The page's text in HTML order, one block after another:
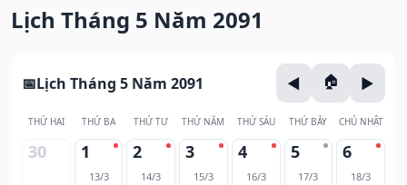
Lịch Tháng 5 Năm 2091
Lịch Tháng 5 Năm 2091
THỨ HAI THỨ BA THỨ TƯ THỨ NĂM THỨ SÁU THỨ BẢY CHỦ NHẬT
30 1
13/3
2
14/3
3
15/3
4
16/3
5
17/3
6
18/3